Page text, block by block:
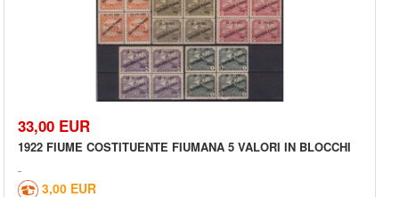
33,00 EUR
1922 FIUME COSTITUENTE FIUMANA 5 VALORI IN BLOCCHI
3,00 EUR